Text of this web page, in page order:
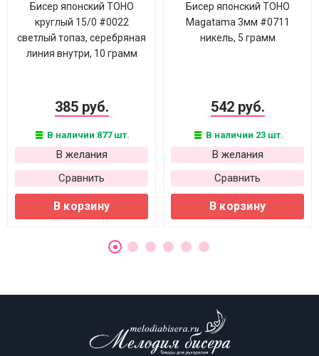
Бисер японский TOHO
круглый 15/0 #0022
светлый топаз, серебряная
линия внутри, 10 грамм
385 руб.
В наличии 877 шт.
В желания
Сравнить
В корзину
Бисер японский TOHO
Magatama 3мм #0711
никель, 5 грамм
542 руб.
В наличии 23 шт.
В желания
Сравнить
В корзину